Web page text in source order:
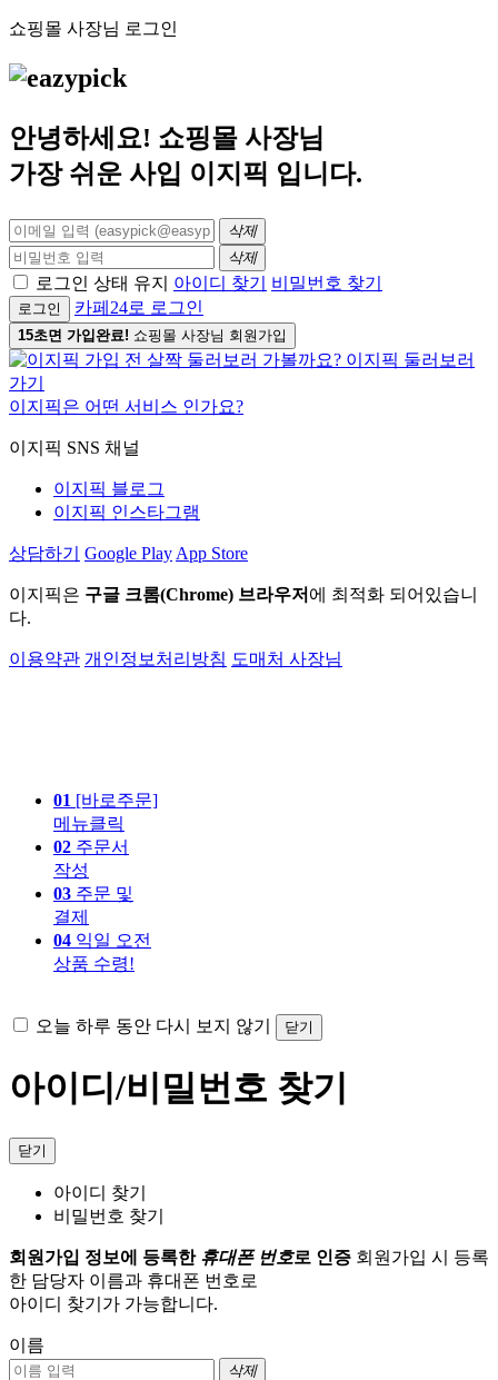
쇼핑몰 사장님 로그인
안녕하세요! 쇼핑몰 사장님
가장 쉬운 사입 이지픽 입니다.
삭제
삭제
로그인 상태 유지 아이디 찾기 비밀번호 찾기
로그인 카페24로 로그인
15초면 가입완료! 쇼핑몰 사장님 회원가입
이지픽은 어떤 서비스 인가요?
이지픽 SNS 채널
이지픽 블로그
이지픽 인스타그램
상담하기 Google Play App Store
이지픽은 구글 크롬(Chrome) 브라우저 에 최적화 되어있습니
다.
이용약관 개인정보처리방침 도매처 사장님
01 [바로주문]
메뉴클릭
02 주문서
작성
03 주문 및
결제
04 익일 오전
상품 수령!
오늘 하루 동안 다시 보지 않기 닫기
아이디/비밀번호 찾기
닫기
아이디 찾기
비밀번호 찾기
회원가입 정보에 등록한 휴대폰 번호로 인증 회원가입 시 등록
한 담당자 이름과 휴대폰 번호로
아이디 찾기가 가능합니다.
이름
삭제